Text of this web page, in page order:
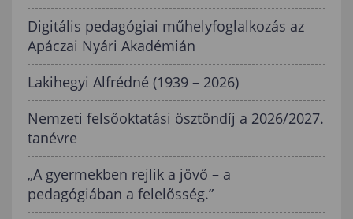
Digitális pedagógiai műhelyfoglalkozás az
Apáczai Nyári Akadémián
Lakihegyi Alfrédné (1939 – 2026)
Nemzeti felsőoktatási ösztöndíj a 2026/2027.
tanévre
„A gyermekben rejlik a jövő – a
pedagógiában a felelősség.”